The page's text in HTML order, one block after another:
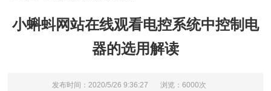
小蝌蚪网站在线观看电控系统中控制电
器的选用解读
发布时间：2020/5/26 9:36:27 浏览：6000次